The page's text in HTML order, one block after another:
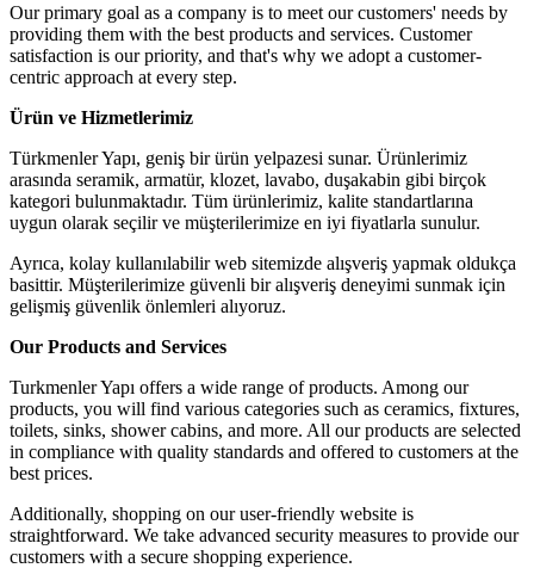
Our primary goal as a company is to meet our customers' needs by
providing them with the best products and services. Customer
satisfaction is our priority, and that's why we adopt a customer-
centric approach at every step.
Ürün ve Hizmetlerimiz
Türkmenler Yapı, geniş bir ürün yelpazesi sunar. Ürünlerimiz
arasında seramik, armatür, klozet, lavabo, duşakabin gibi birçok
kategori bulunmaktadır. Tüm ürünlerimiz, kalite standartlarına
uygun olarak seçilir ve müşterilerimize en iyi fiyatlarla sunulur.
Ayrıca, kolay kullanılabilir web sitemizde alışveriş yapmak oldukça
basittir. Müşterilerimize güvenli bir alışveriş deneyimi sunmak için
gelişmiş güvenlik önlemleri alıyoruz.
Our Products and Services
Turkmenler Yapı offers a wide range of products. Among our
products, you will find various categories such as ceramics, fixtures,
toilets, sinks, shower cabins, and more. All our products are selected
in compliance with quality standards and offered to customers at the
best prices.
Additionally, shopping on our user-friendly website is
straightforward. We take advanced security measures to provide our
customers with a secure shopping experience.